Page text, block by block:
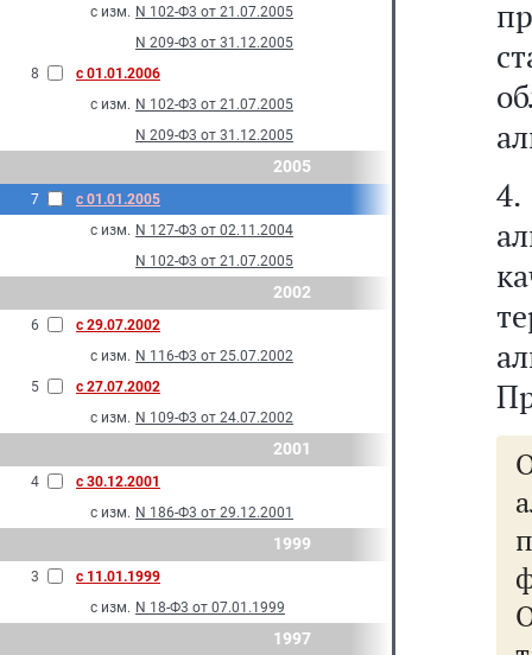
с изм. N 102-Ф3 от 21.07.2005
N 209-Ф3 от 31.12.2005
8
с 01.01.2006
с изм. N 102-Ф3 от 21.07.2005
N 209-Ф3 от 31.12.2005
2005
7
с 01.01.2005
с изм. N 127-Ф3 от 02.11.2004
N 102-Ф3 от 21.07.2005
2002
6
с 29.07.2002
с изм. N 116-Ф3 от 25.07.2002
5
с 27.07.2002
с изм. N 109-Ф3 от 24.07.2002
2001
4
с 30.12.2001
с изм. N 186-Ф3 от 29.12.2001
1999
3
с 11.01.1999
с изм. N 18-Ф3 от 07.01.1999
1997